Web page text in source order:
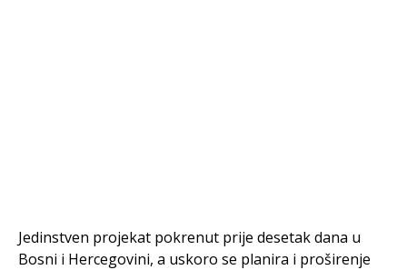
Jedinstven projekat pokrenut prije desetak dana u
Bosni i Hercegovini, a uskoro se planira i proširenje